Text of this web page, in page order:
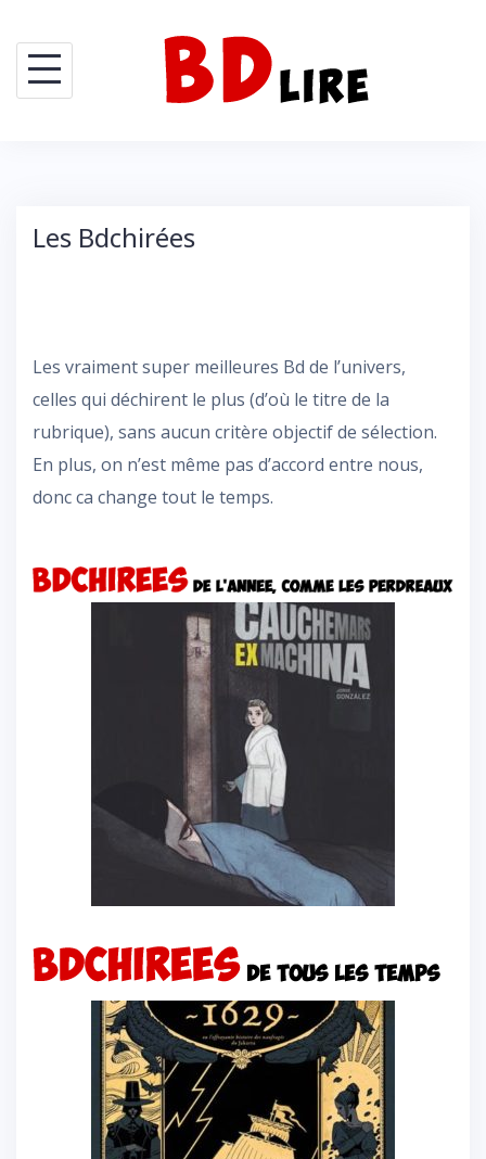
content
Les Bdchirées
Les vraiment super meilleures Bd de l’univers,
celles qui déchirent le plus (d’où le titre de la
rubrique), sans aucun critère objectif de sélection.
En plus, on n’est même pas d’accord entre nous,
donc ca change tout le temps.